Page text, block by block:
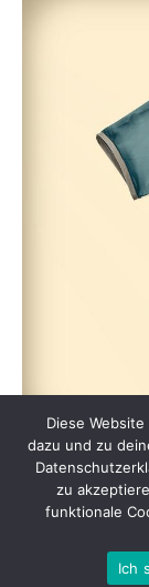
SALTY SOUNDZ
Diese
dazu und zu
zu
funktionale
Ich